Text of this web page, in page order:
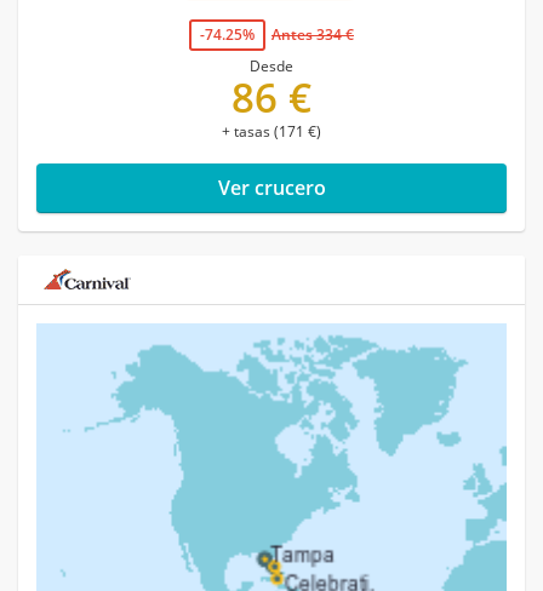
-74.25%
Antes 334 €
Desde
86 €
+ tasas (171 €)
Ver crucero